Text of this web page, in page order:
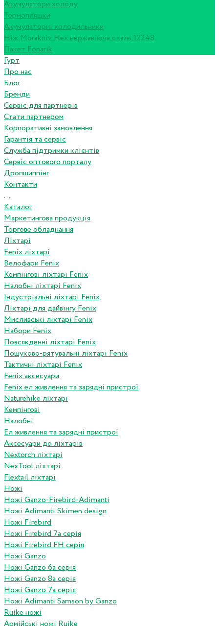
Акумулятори холоду
Термопляшки
Акумуляторні холодильники
Ніж Morakniv Flex нержавіюча сталь 12248
Пакет Fonarik
Гурт
Про нас
Блог
Бренди
Сервіс для партнерів
Стати партнером
Корпоративні замовлення
Гарантія та сервіс
Служба підтримки клієнтів
Сервіс оптового порталу
Дропшиппінг
Контакти
...
Каталог
Маркетингова продукція
Торгове обладнання
Ліхтарі
Fenix ліхтарі
Велофари Fenix
Кемпінгові ліхтарі Fenix
Налобні ліхтарі Fenix
Індустріальні ліхтарі Fenix
Ліхтарі для дайвінгу Fenix
Мисливські ліхтарі Fenix
Набори Fenix
Повсякденні ліхтарі Fenix
Пошуково-рятувальні ліхтарі Fenix
Тактичні ліхтарі Fenix
Fenix аксесуари
Fenix ел живлення та зарядні пристрої
Naturehike ліхтарі
Кемпінгові
Налобні
Ел живлення та зарядні пристрої
Аксесуари до ліхтарів
Nextorch ліхтарі
NexTool ліхтарі
Flextail ліхтарі
Ножі
Ножі Ganzo-Firebird-Adimanti
Ножі Adimanti Skimen design
Ножі Firebird
Ножі Firebird 7а серія
Ножі Firebird FH серія
Ножі Ganzo
Ножі Ganzo 6а серія
Ножі Ganzo 8а серія
Ножі Ganzo 7а серія
Ножі Adimanti Samson by Ganzo
Ruike ножі